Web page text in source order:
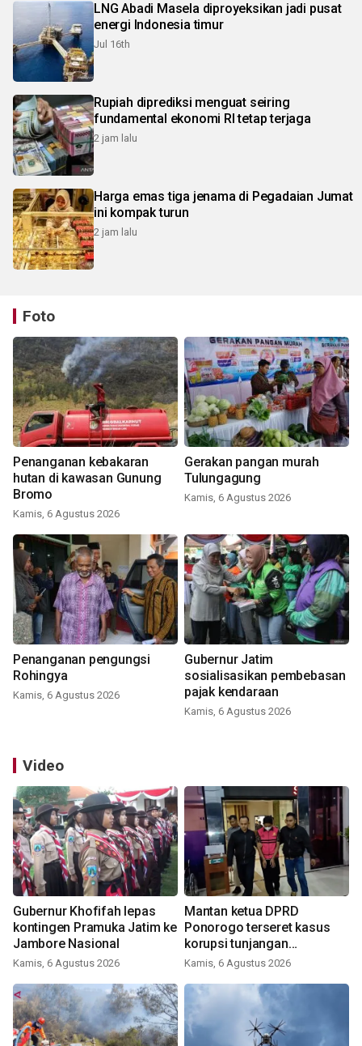
LNG Abadi Masela diproyeksikan jadi pusat
energi Indonesia timur
Jul 16th
Rupiah diprediksi menguat seiring
fundamental ekonomi RI tetap terjaga
2 jam lalu
Harga emas tiga jenama di Pegadaian Jumat
ini kompak turun
2 jam lalu
Foto
Penanganan kebakaran
hutan di kawasan Gunung
Bromo
Kamis, 6 Agustus 2026
Gerakan pangan murah
Tulungagung
Kamis, 6 Agustus 2026
Penanganan pengungsi
Rohingya
Kamis, 6 Agustus 2026
Gubernur Jatim
sosialisasikan pembebasan
pajak kendaraan
Kamis, 6 Agustus 2026
Video
Gubernur Khofifah lepas
kontingen Pramuka Jatim ke
Jambore Nasional
Kamis, 6 Agustus 2026
Mantan ketua DPRD
Ponorogo terseret kasus
korupsi tunjangan
perumahan
Kamis, 6 Agustus 2026